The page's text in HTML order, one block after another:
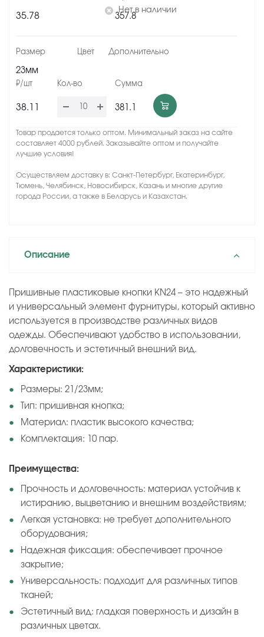
35.78 357.8
Нет в наличии
23мм
38.11 381.1
Товар продается только оптом. Минимальный заказ на сайте
составляет 4000 рублей. Заказывайте оптом и получайте
лучшие условия!
Осуществляем доставку в: Санкт-Петербург, Екатеринбург,
Тюмень, Челябинск, Новосибирск, Казань и многие другие
города России, а также в Беларусь и Казахстан.
Описание
Пришивные пластиковые кнопки KN24 – это надежный
и универсальный элемент фурнитуры, который активно
используется в производстве различных видов
одежды. Обеспечивают удобство в использовании,
долговечность и эстетичный внешний вид.
Характеристики:
Размеры: 21/23мм;
Тип: пришивная кнопка;
Материал: пластик высокого качества;
Комплектация: 10 пар.
Преимущества:
Прочность и долговечность: материал устойчив к
истиранию, выцветанию и внешним воздействиям;
Легкая установка: не требует дополнительного
оборудования;
Надежная фиксация: обеспечивает прочное
закрытие;
Универсальность: подходит для различных типов
тканей;
Эстетичный вид: гладкая поверхность и дизайн в
различных цветах.